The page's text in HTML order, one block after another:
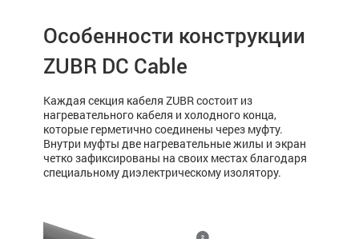
Особенности конструкции
ZUBR DC Cable
Каждая секция кабеля ZUBR состоит из
нагревательного кабеля и холодного конца,
которые герметично соединены через муфту.
Внутри муфты две нагревательные жилы и экран
четко зафиксированы на своих местах благодаря
специальному диэлектрическому изолятору.